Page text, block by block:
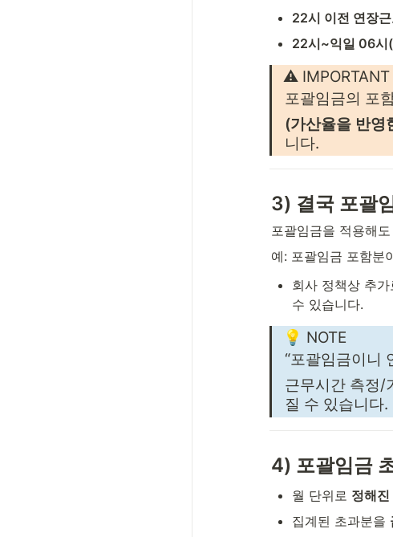
22시 이전 연장
22시~익일 06시
⚠️ IMPORTANT
포괄임금의 포
(가산율을 반영
니다.
3) 결국 포괄
포괄임금을 적용해
예: 포괄임금 포함분
회사 정책상 추
수 있습니다.
💡 NOTE
“포괄임금이니
근무시간 측정/
질 수 있습니다.
4) 포괄임금
월 단위로 정해
집계된 초과분을